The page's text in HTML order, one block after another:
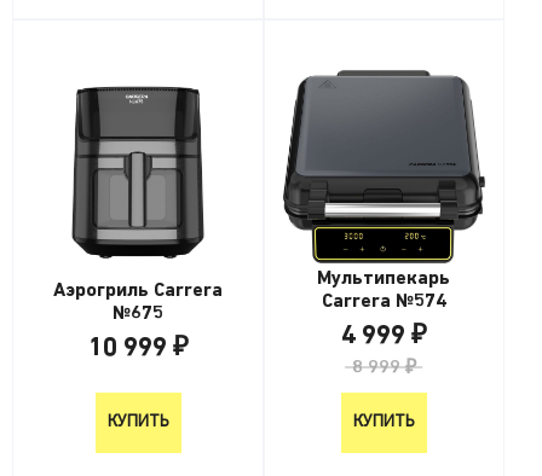
Аэрогриль Carrera
№675
10 999 ₽
КУПИТЬ
Мультипекарь
Carrera №574
4 999 ₽
8 999 ₽
КУПИТЬ